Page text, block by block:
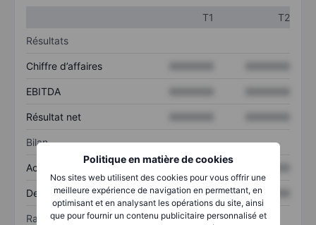
Politique en matière de cookies
Nos sites web utilisent des cookies pour vous offrir une
meilleure expérience de navigation en permettant, en
optimisant et en analysant les opérations du site, ainsi
que pour fournir un contenu publicitaire personnalisé et
T1
T2
Résultats
Chiffre d’affaires
EBITDA
Résultat net
Bilan
Actif total XXXXXXX
Dette totale XXXXXXX XXXXXXX
Ratios